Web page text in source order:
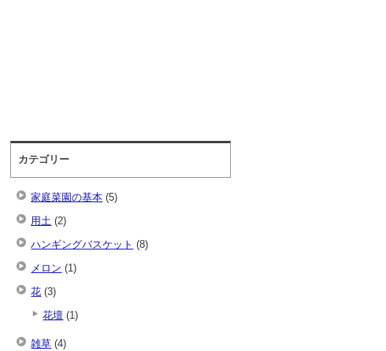
カテゴリー
家庭菜園の基本 (5)
用土 (2)
ハンギングバスケット (8)
メロン (1)
花 (3)
花壇 (1)
雑草 (4)